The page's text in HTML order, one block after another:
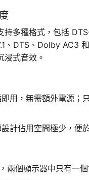
持多種格式，包括
、DTS、Dolby AC3
浸式音效。
用，無需額外電源；
計佔用空間極少，便
兩個顯示器中只有一個